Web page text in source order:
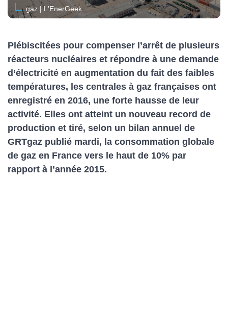
gaz | L'EnerGeek
Plébiscitées pour compenser l’arrêt de plusieurs
réacteurs nucléaires et répondre à une demande
d’électricité en augmentation du fait des faibles
températures, les centrales à gaz françaises ont
enregistré en 2016, une forte hausse de leur
activité. Elles ont atteint un nouveau record de
production et tiré, selon un bilan annuel de
GRTgaz publié mardi, la consommation globale
de gaz en France vers le haut de 10% par
rapport à l’année 2015.